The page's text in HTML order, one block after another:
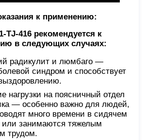
к применению:
TJ-416 рекомендуется к
в следующих случаях:
радикулит и люмбаго —
синдром и способствует
нагрузки на поясничный отдел
— особенно важно для людей,
много времени в сидячем
или занимаются тяжелым
трудом.